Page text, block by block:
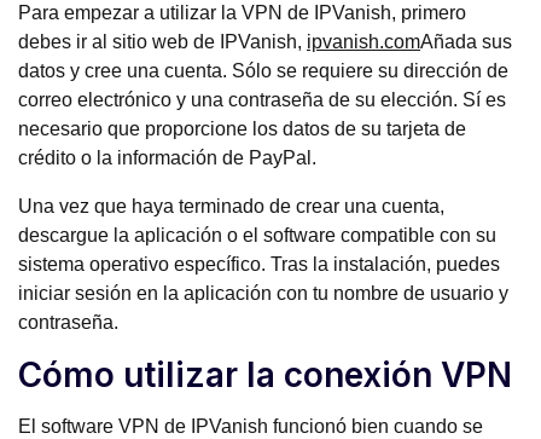
Para empezar a utilizar la VPN de IPVanish, primero
debes ir al sitio web de IPVanish, ipvanish.comAñada sus
datos y cree una cuenta. Sólo se requiere su dirección de
correo electrónico y una contraseña de su elección. Sí es
necesario que proporcione los datos de su tarjeta de
crédito o la información de PayPal.
Una vez que haya terminado de crear una cuenta,
descargue la aplicación o el software compatible con su
sistema operativo específico. Tras la instalación, puedes
iniciar sesión en la aplicación con tu nombre de usuario y
contraseña.
Cómo utilizar la conexión VPN
El software VPN de IPVanish funcionó bien cuando se